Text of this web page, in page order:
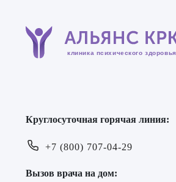
клиника психического здоровья
Круглосуточная горячая линия:
+7 (800) 707-04-29
Вызов врача на дом: